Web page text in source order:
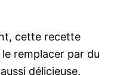
cette recette
remplacer par du
délicieuse.